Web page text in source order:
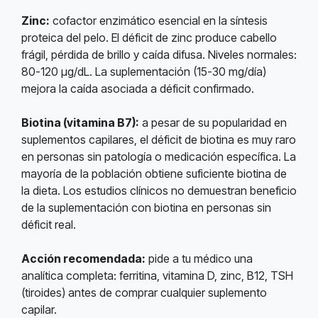
Zinc: cofactor enzimático esencial en la síntesis
proteica del pelo. El déficit de zinc produce cabello
frágil, pérdida de brillo y caída difusa. Niveles normales:
80-120 µg/dL. La suplementación (15-30 mg/día)
mejora la caída asociada a déficit confirmado.
Biotina (vitamina B7): a pesar de su popularidad en
suplementos capilares, el déficit de biotina es muy raro
en personas sin patología o medicación específica. La
mayoría de la población obtiene suficiente biotina de
la dieta. Los estudios clínicos no demuestran beneficio
de la suplementación con biotina en personas sin
déficit real.
Acción recomendada: pide a tu médico una
analítica completa: ferritina, vitamina D, zinc, B12, TSH
(tiroides) antes de comprar cualquier suplemento
capilar.